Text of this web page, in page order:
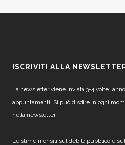
ISCRIVITI ALLA
La newsletter viene inviata 3-4 volte
appuntamenti. Si può disdire in ogni
nella newsletter.
Le stime mensili sul debito pubblico e